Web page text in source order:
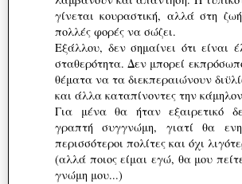
γίνεται κουραστική, αλλά στη
πολλές φορές να σώζει.
Εξάλλου, δεν σημαίνει ότι είναι
σταθερότητα. Δεν μπορεί
θέματα να τα διεκπεραιώνουν
και άλλα καταπίνοντες την
Για μένα θα ήταν εξαιρετικό
γραπτή συγγνώμη, γιατί θα
περισσότεροι πολίτες και όχι
(αλλά ποιος είμαι εγώ, θα μου
γνώμη μου...)